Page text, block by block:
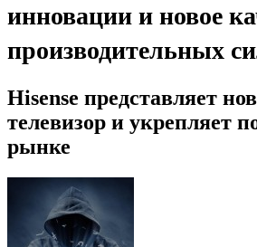
инновации и новое
производительных
Hisense представляет
телевизор и укрепляет
рынке